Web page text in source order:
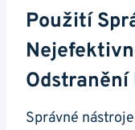
Použití
Odstranění
Správné